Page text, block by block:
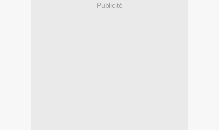
Publicité